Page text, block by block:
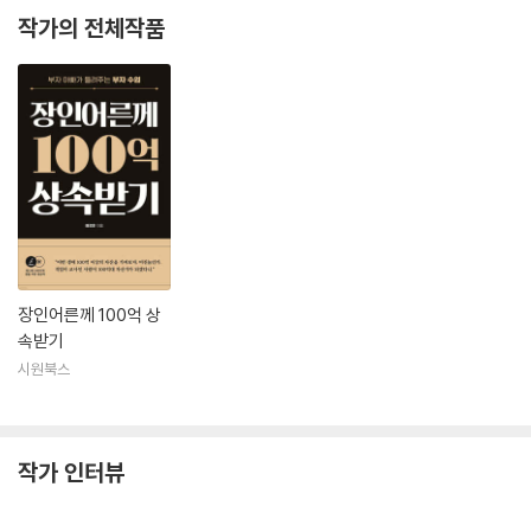
평범한 삶을 살아왔고, 살고 있다고 생각했는데 경험담을 이야기하면 다들
흥미로워했다. 삶의 궤적이 대단히 기이하지도 않았지만, 마냥 평범하지도
않은 모양이라고만 여겼다. 살아온 이야기를 브런치스토리를 통해 공유했
는데 뜻밖에도 많은 사람이 공감해주고 응원해주었다. 수학 교사인데 글을
잘 쓴다는 칭찬을 듣기도 했다. 고등학교 교사로 근무하면서 질리도록 작
성한 학교생활기록부가 글쓰기에 많은 도움이 된 것 같다.
언젠가 내 책을 출간하고 싶다는 아득한 꿈이 있었는데 브런치스토리의 브
런치북 출판 프로젝트 덕분에 현실이 되었다. 그러나 첫 책이 돈에 관한 이
야기일 줄은 전혀 예상하지 못했다.
돈에 관해 서쪽을 향해 걸어가고 있었는데 방향을 180도 틀어 동쪽으로 걸
브런치 스토리 @janumapa
작가의 전체작품
장인어른께 100억 상
속받기
시원북스
작가 인터뷰